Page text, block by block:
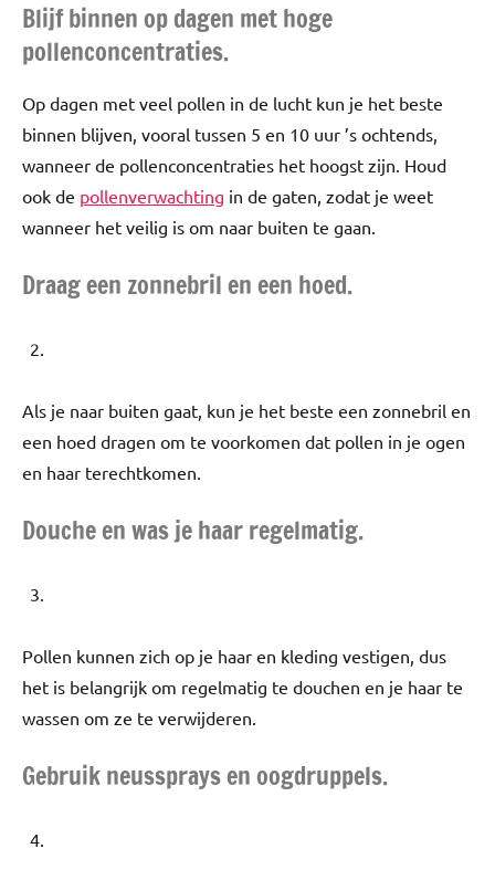
Blijf binnen op dagen met hoge
pollenconcentraties.
Op dagen met veel pollen in de lucht kun je het beste
binnen blijven, vooral tussen 5 en 10 uur ’s ochtends,
wanneer de pollenconcentraties het hoogst zijn. Houd
ook de pollenverwachting in de gaten, zodat je weet
wanneer het veilig is om naar buiten te gaan.
Draag een zonnebril en een hoed.
Als je naar buiten gaat, kun je het beste een zonnebril en
een hoed dragen om te voorkomen dat pollen in je ogen
en haar terechtkomen.
Douche en was je haar regelmatig.
Pollen kunnen zich op je haar en kleding vestigen, dus
het is belangrijk om regelmatig te douchen en je haar te
wassen om ze te verwijderen.
Gebruik neussprays en oogdruppels.